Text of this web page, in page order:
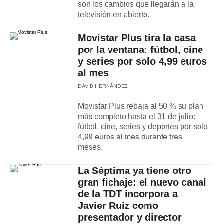
son los cambios que llegarán a la
televisión en abierto.
Movistar Plus tira la casa
por la ventana: fútbol, cine
y series por solo 4,99 euros
al mes
DAVID HERNÁNDEZ
Movistar Plus rebaja al 50 % su plan
más completo hasta el 31 de julio:
fútbol, cine, series y deportes por solo
4,99 euros al mes durante tres
meses.
La Séptima ya tiene otro
gran fichaje: el nuevo canal
de la TDT incorpora a
Javier Ruiz como
presentador y director